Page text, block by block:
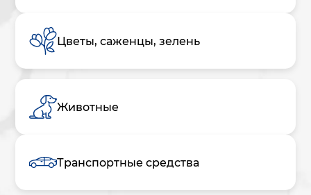
Цветы, саженцы, зелень
Животные
Транспортные средства